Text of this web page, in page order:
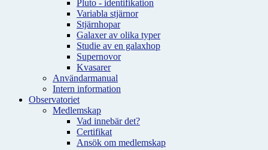
Pluto - identifikation
Variabla stjärnor
Stjärnhopar
Galaxer av olika typer
Studie av en galaxhop
Supernovor
Kvasarer
Användarmanual
Intern information
Observatoriet
Medlemskap
Vad innebär det?
Certifikat
Ansök om medlemskap